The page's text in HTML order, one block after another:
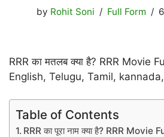
by Rohit Soni Full Form
RRR का मतलब क्या है? RRR Movie
English, Telugu, Tamil,
Table of Contents
RRR का पूरा नाम क्या है? RRR Movie